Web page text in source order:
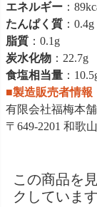
エネルギー ：
たんぱく質 ：0.4g
脂質 ：0.1g
炭水化物 ：22.7g
食塩相当量 ：
■製造販売者情報
有限会社福梅本舗
〒649-2201 和歌
この商品を
クしています